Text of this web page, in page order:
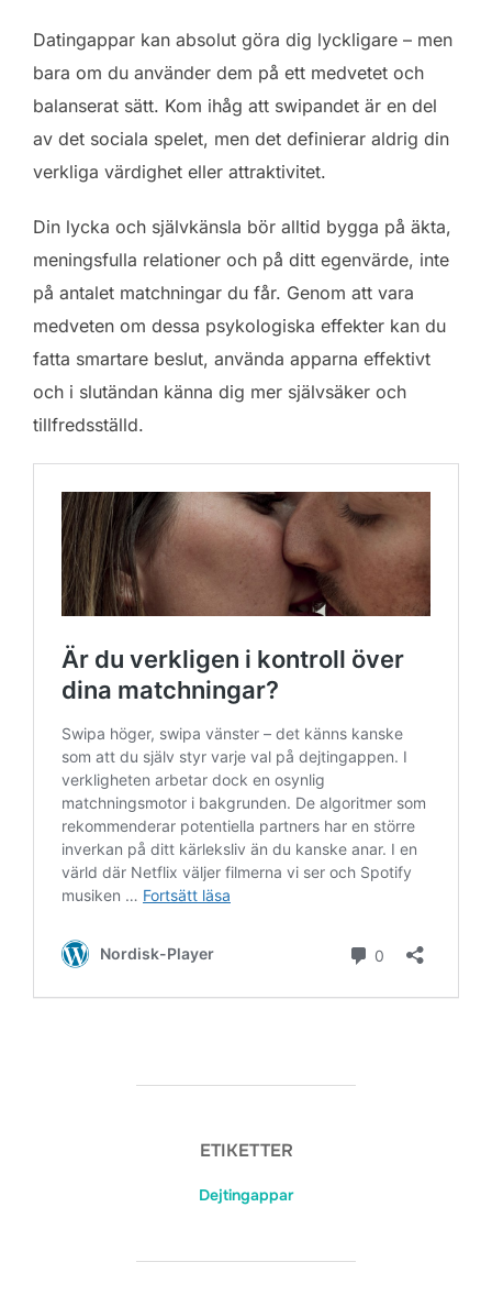
Datingappar kan absolut göra dig lyckligare – men
bara om du använder dem på ett medvetet och
balanserat sätt. Kom ihåg att swipandet är en del
av det sociala spelet, men det definierar aldrig din
verkliga värdighet eller attraktivitet.
Din lycka och självkänsla bör alltid bygga på äkta,
meningsfulla relationer och på ditt egenvärde, inte
på antalet matchningar du får. Genom att vara
medveten om dessa psykologiska effekter kan du
fatta smartare beslut, använda apparna effektivt
och i slutändan känna dig mer självsäker och
tillfredsställd.
ETIKETTER
Dejtingappar